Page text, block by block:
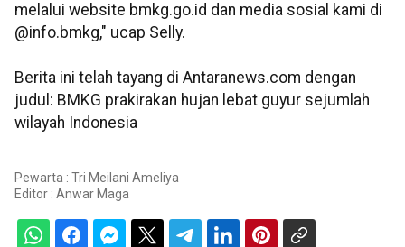
melalui website bmkg.go.id dan media sosial kami di
@info.bmkg," ucap Selly.
Berita ini telah tayang di Antaranews.com dengan
judul: BMKG prakirakan hujan lebat guyur sejumlah
wilayah Indonesia
Pewarta : Tri Meilani Ameliya
Editor : Anwar Maga